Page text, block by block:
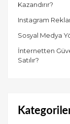
Kazandırır?
Instagram
Sosyal Medya
İnternetten
Satılır?